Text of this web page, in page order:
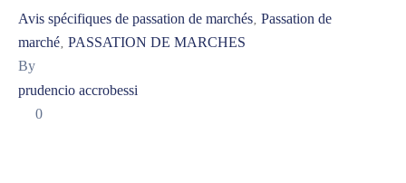
Avis spécifiques de passation de marchés Passation de
marché PASSATION DE MARCHES
By
prudencio accrobessi
0